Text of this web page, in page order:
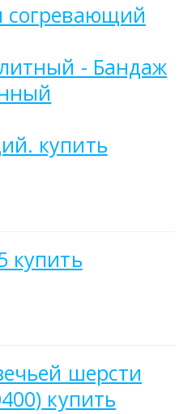
согревающий
- Бандаж
купить
купить
шерсти
купить